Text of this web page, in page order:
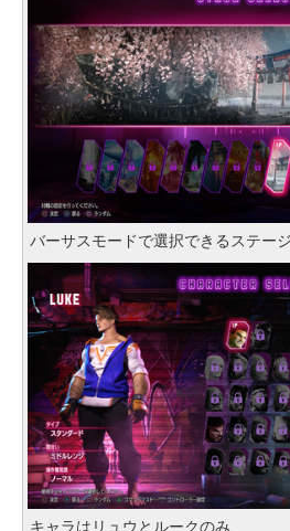
バーサスモードで選択できるステー
キャラはリュウとルークのみ